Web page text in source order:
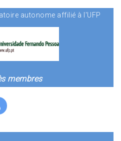
autonome affilié à l'UFP
membres